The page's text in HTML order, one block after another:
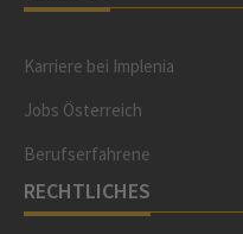
Karriere bei Implenia
Jobs Österreich
Berufserfahrene
RECHTLICHES